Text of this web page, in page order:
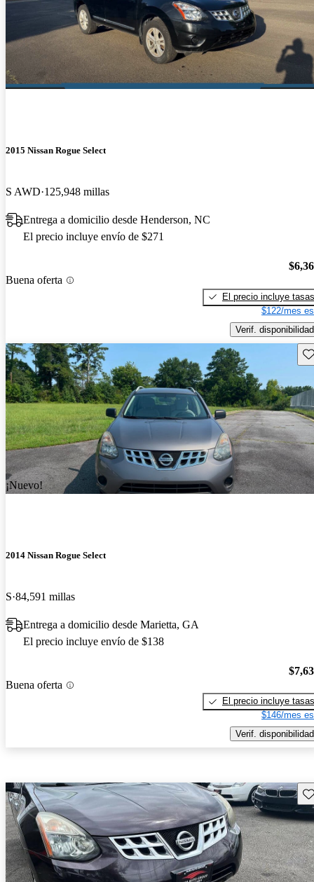
2015 Nissan Rogue Select
S AWD 125,948 millas
Entrega a domicilio desde Henderson, NC
El precio incluye envío de $271
Buena oferta
El precio incluye tasas
$122/mes
Verif. disponibilidad
¡Nuevo!
2014 Nissan Rogue Select
S 84,591 millas
Entrega a domicilio desde Marietta, GA
El precio incluye envío de $138
Buena oferta
El precio incluye tasas
$146/mes
Verif. disponibilidad